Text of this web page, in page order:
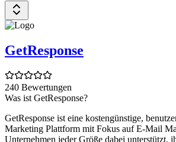
Treueprogramm, definiere Regeln und
Prämien und erhalte tiefe Einblicke in das
deine Kundendaten aus allen Online- und
Entscheidungen, indem du eine einzige
präzisen Daten nutzt.
Messaging API:Verschicke Millionen von
schnell, zuverlässig und präzise. So erhalten
personalisierte Nachrichten immer zum
GetResponse
240 Bewertungen
Was ist GetResponse?
GetResponse ist eine kostengünstige,
Marketing Plattform mit Fokus auf E-Mail
Unternehmen jeder Größe dabei unterstützt,